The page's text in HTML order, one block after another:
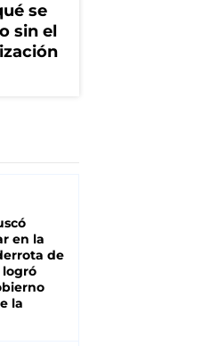
se
sin el
en la
de
logró
la